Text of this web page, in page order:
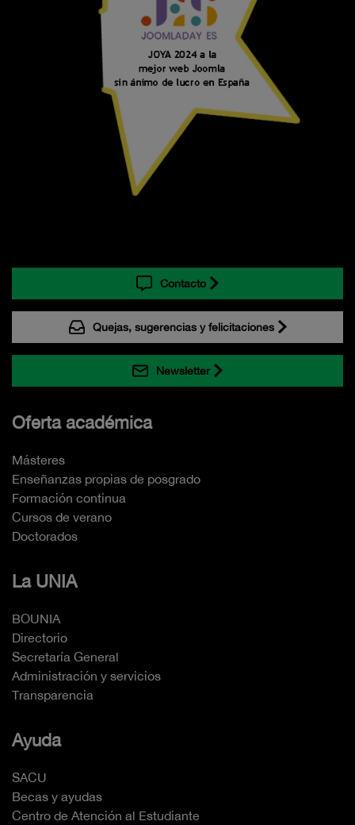
Contacto
Quejas, sugerencias y felicitaciones
Newsletter
Oferta académica
Másteres
Enseñanzas propias de posgrado
Formación continua
Cursos de verano
Doctorados
La UNIA
BOUNIA
Directorio
Secretaría General
Administración y servicios
Transparencia
Ayuda
SACU
Becas y ayudas
Centro de Atención al Estudiante